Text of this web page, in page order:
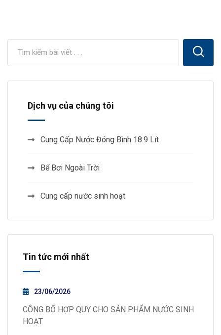
Dịch vụ của chúng tôi
Cung Cấp Nước Đóng Bình 18.9 Lít
Bể Bơi Ngoài Trời
Cung cấp nước sinh hoạt
Tin tức mới nhất
23/06/2026
CÔNG BỐ HỢP QUY CHO SẢN PHẨM NƯỚC SINH
HOẠT